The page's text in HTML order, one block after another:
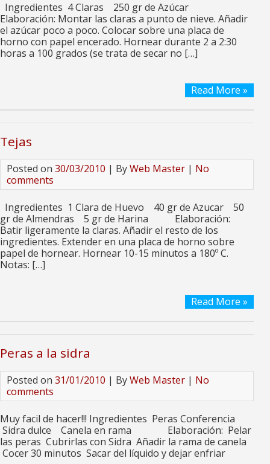
Ingredientes 4 Claras 250 gr de Azúcar
Elaboración: Montar las claras a punto de nieve. Añadir
el azúcar poco a poco. Colocar sobre una placa de
horno con papel encerado. Hornear durante 2 a 2:30
horas a 100 grados (se trata de secar no […]
Read More »
Tejas
Posted on 30/03/2010 | ByWeb Master | No
comments
Ingredientes 1 Clara de Huevo 40 gr de Azucar 50
gr de Almendras 5 gr de Harina Elaboración:
Batir ligeramente la claras. Añadir el resto de los
ingredientes. Extender en una placa de horno sobre
papel de hornear. Hornear 10-15 minutos a 180º C.
Notas: […]
Read More »
Peras a la sidra
Posted on 31/01/2010 | ByWeb Master | No
comments
Muy facil de hacer!!! Ingredientes Peras Conferencia
Sidra dulce Canela en rama Elaboración: Pelar
las peras Cubrirlas con Sidra Añadir la rama de canela
Cocer 30 minutos Sacar del líquido y dejar enfriar